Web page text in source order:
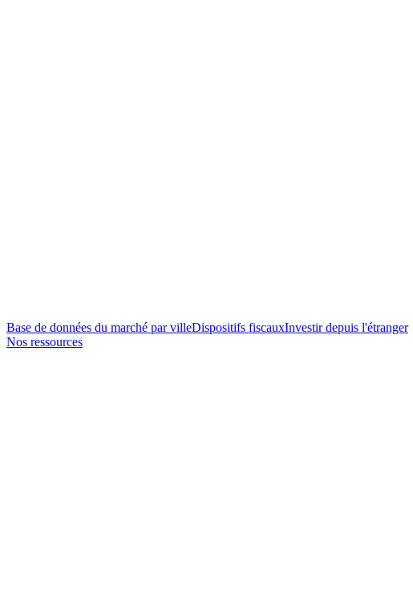
Base de données du marché par villeDispositifs fiscauxInvestir depuis l'étranger
Nos ressources